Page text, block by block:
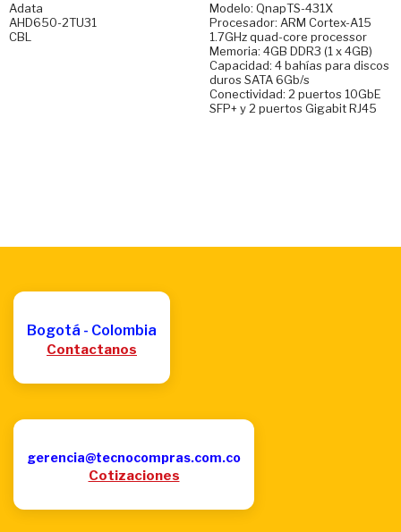
Adata
AHD650-2TU31
CBL
Modelo: QnapTS-431X
Procesador: ARM Cortex-A15
1.7GHz quad-core processor
Memoria: 4GB DDR3 (1 x 4GB)
Capacidad: 4 bahías para discos
duros SATA 6Gb/s
Conectividad: 2 puertos 10GbE
SFP+ y 2 puertos Gigabit RJ45
Bogotá - Colombia
Contactanos
gerencia@tecnocompras.com.co
Cotizaciones